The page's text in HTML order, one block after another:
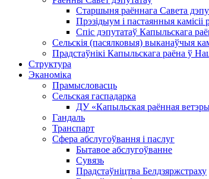
Старшыня раённага Савета
Прэзідыум і пастаянныя камісіі
Спіс дэпутатаў Капыльскага
Сельскія (пасялковыя) выканаўчыя
Прадстаўнікі Капыльскага раёна ў
Структура
Эканоміка
Прамысловасць
Сельская гаспадарка
ДУ «Капыльская раённая
Гандаль
Транспарт
Сфера абслугоўвання і паслуг
Бытавое абслугоўванне
Сувязь
Прадстаўніцтва Белдзяржстраху